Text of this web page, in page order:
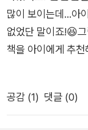
어떻게 아이들로
으로 끝까지 재미있
제도 별다른 독서록
읽을 수 있게 문화
는 소리 없이 좋아
까요. 그래서 저는
많이 보이는데...아
없었단 말이죠!😆
책을 아이에게 추
부터 가볍게 입문
법과 가족북클럽 운
동화책을 볼까 고
공감 (1) 댓글 (0)